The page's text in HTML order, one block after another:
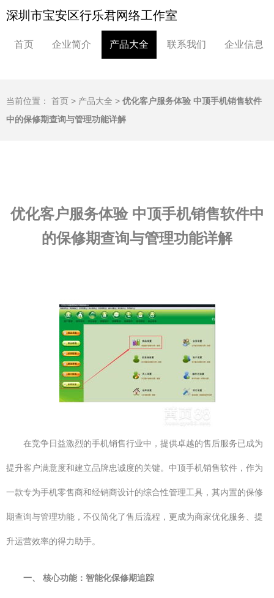
深圳市宝安区行乐君网络工作室
首页 企业简介 产品大全 联系我们 企业信息
当前位置： 首页 > 产品大全 > 优化客户服务体验 中顶手机销售软件
中的保修期查询与管理功能详解
优化客户服务体验 中顶手机销售软件中
的保修期查询与管理功能详解
在竞争日益激烈的手机销售行业中，提供卓越的售后服务已成为
提升客户满意度和建立品牌忠诚度的关键。中顶手机销售软件，作为
一款专为手机零售商和经销商设计的综合性管理工具，其内置的保修
期查询与管理功能，不仅简化了售后流程，更成为商家优化服务、提
升运营效率的得力助手。
一、 核心功能：智能化保修期追踪